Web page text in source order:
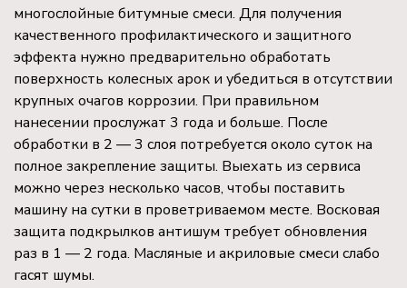
многослойные битумные смеси. Для получения
качественного профилактического и защитного
эффекта нужно предварительно обработать
поверхность колесных арок и убедиться в отсутствии
крупных очагов коррозии. При правильном
нанесении прослужат 3 года и больше. После
обработки в 2 — 3 слоя потребуется около суток на
полное закрепление защиты. Выехать из сервиса
можно через несколько часов, чтобы поставить
машину на сутки в проветриваемом месте. Восковая
защита подкрылков антишум требует обновления
раз в 1 — 2 года. Масляные и акриловые смеси слабо
гасят шумы.